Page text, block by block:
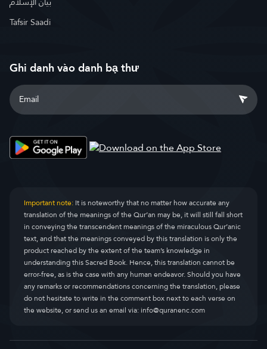
Tafsir Saadi
Ghi danh vào danh bạ thư
Important note:It is noteworthy that no matter how accurate any
translation of the meanings of the Qur’an may be, it will still fall short
in conveying the transcendent meanings of the miraculous Qur’anic
text, and that the meanings conveyed by this translation is only the
product reached by the extent of the team’s knowledge in
understanding this Sacred Book. Hence, this translation cannot be
error-free, as is the case with any human endeavor. Should you have
any remarks or recommendations concerning the translation, please
do not hesitate to write in the comment box next to each verse on
the website, or send us an email via:info@quranenc.com